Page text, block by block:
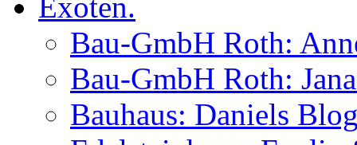
Exoten.
Bau-GmbH Roth:
Bau-GmbH Roth:
Bauhaus: Daniels